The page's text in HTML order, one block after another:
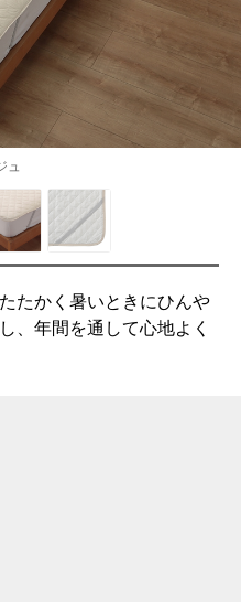
ュ
たかく暑いときにひんや
、年間を通して心地よく